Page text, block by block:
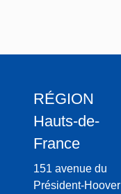
RÉGION
Hauts-de-
France
151 avenue du
Président-Hoover